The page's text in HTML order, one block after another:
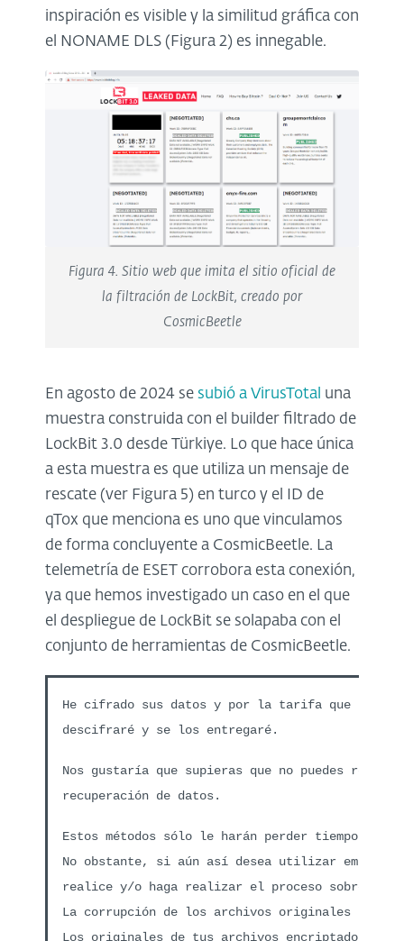
inspiración es visible y la similitud gráfica con
el NONAME DLS (Figura 2) es innegable.
Figura 4. Sitio web que imita el sitio oficial de
la filtración de LockBit, creado por
CosmicBeetle
En agosto de 2024 se subió a VirusTotal una
muestra construida con el builder filtrado de
LockBit 3.0 desde Türkiye. Lo que hace única
a esta muestra es que utiliza un mensaje de
rescate (ver Figura 5) en turco y el ID de
qTox que menciona es uno que vinculamos
de forma concluyente a CosmicBeetle. La
telemetría de ESET corrobora esta conexión,
ya que hemos investigado un caso en el que
el despliegue de LockBit se solapaba con el
conjunto de herramientas de CosmicBeetle.
He cifrado sus datos y por la tarifa que
descifraré y se los entregaré.
Nos gustaría que supieras que no puedes
recuperación de datos.
Estos métodos sólo le harán perder tiempo.
No obstante, si aún así desea utilizar
realice y/o haga realizar el proceso sobre
La corrupción de los archivos originales
Los originales de tus archivos encriptados